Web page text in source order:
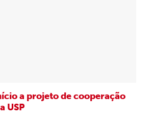
a projeto de cooperação
USP